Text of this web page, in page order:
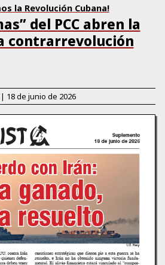
la Revolución Cubana!
del PCC abren la
contrarrevolución
| 18 de junio de 2026